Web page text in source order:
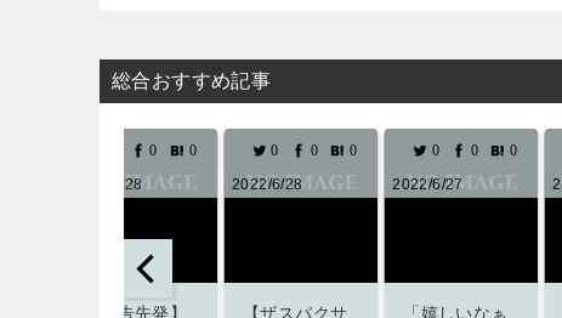
総合おすすめ記事
0 0
2022/7/1
【試合結果】
0
2022/6/28
【ザスパクサ
0
2022/6/27
「嬉しいなぁ